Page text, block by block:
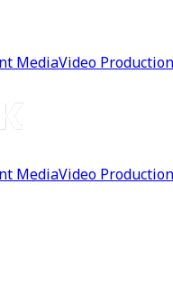
MediaVideo Production
MediaVideo Production